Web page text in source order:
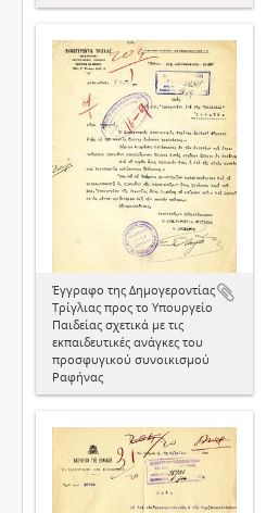
Έγγραφο της Δημογεροντίας
Τρίγλιας προς το Υπουργείο
Παιδείας σχετικά με τις
εκπαιδευτικές ανάγκες του
προσφυγικού συνοικισμού
Ραφήνας